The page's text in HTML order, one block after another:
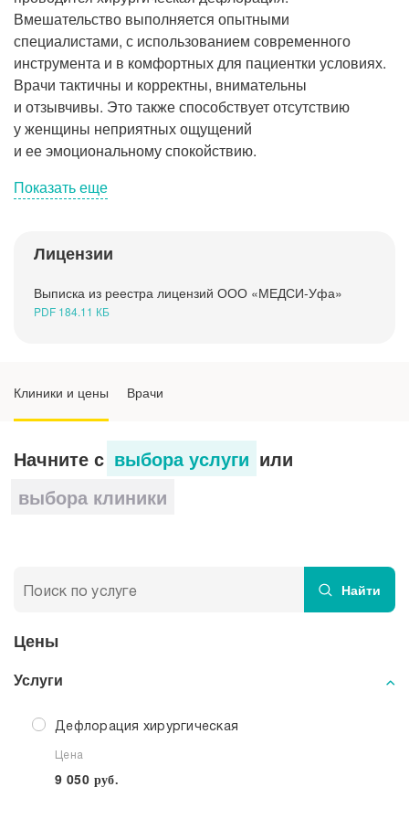
Рентгенология
Вмешательство выполняется опытными
специалистами, с использованием современного
инструмента и в комфортных для пациентки условиях.
Врачи тактичны и корректны, внимательны
и отзывчивы. Это также способствует отсутствию
у женщины неприятных ощущений
и ее эмоциональному спокойствию.
Что такое хирургическая дефлорация?
Кому и зачем она нужна?
Противопоказания
Преимущества проведения операции
в МЕДСИ-Промедицина
Показать еще
Лицензии
Выписка из реестра лицензий ООО «МЕДСИ-Уфа»
PDF 184.11 КБ
Клиники и цены Врачи
Начните с выбора услуги или
выбора клиники
Найти
Цены
Услуги
Дефлорация хирургическая
Цена
9 050 руб.